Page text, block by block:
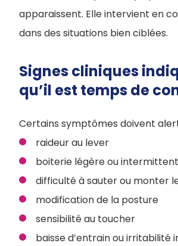
apparaissent. Elle intervient en
dans des situations bien ciblées.
Signes cliniques
qu’il est temps de
Certains symptômes doivent
raideur au lever
boiterie légère ou
difficulté à sauter ou monter
modification de la posture
sensibilité au toucher
baisse d’entrain ou irritabilité